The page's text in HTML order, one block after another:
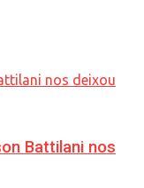
Battilani nos